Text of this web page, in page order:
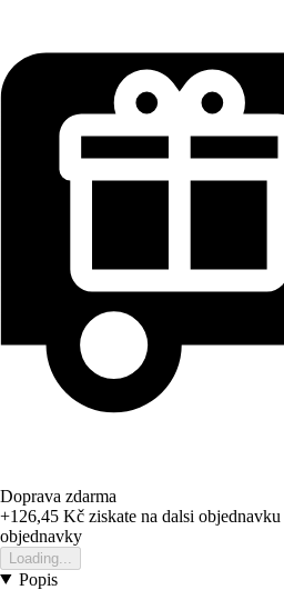
Doprava zdarma
+126,45 Kč ziskate na dalsi objednavku
objednavky
Loading...
Popis